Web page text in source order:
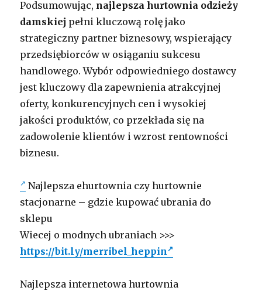
Podsumowując, najlepsza hurtownia odzieży
damskiej pełni kluczową rolę jako
strategiczny partner biznesowy, wspierający
przedsiębiorców w osiąganiu sukcesu
handlowego. Wybór odpowiedniego dostawcy
jest kluczowy dla zapewnienia atrakcyjnej
oferty, konkurencyjnych cen i wysokiej
jakości produktów, co przekłada się na
zadowolenie klientów i wzrost rentowności
biznesu.
Najlepsza ehurtownia czy hurtownie
stacjonarne – gdzie kupować ubrania do
sklepu
Wiecej o modnych ubraniach >>>
https://bit.ly/merribel_heppin
Najlepsza internetowa hurtownia